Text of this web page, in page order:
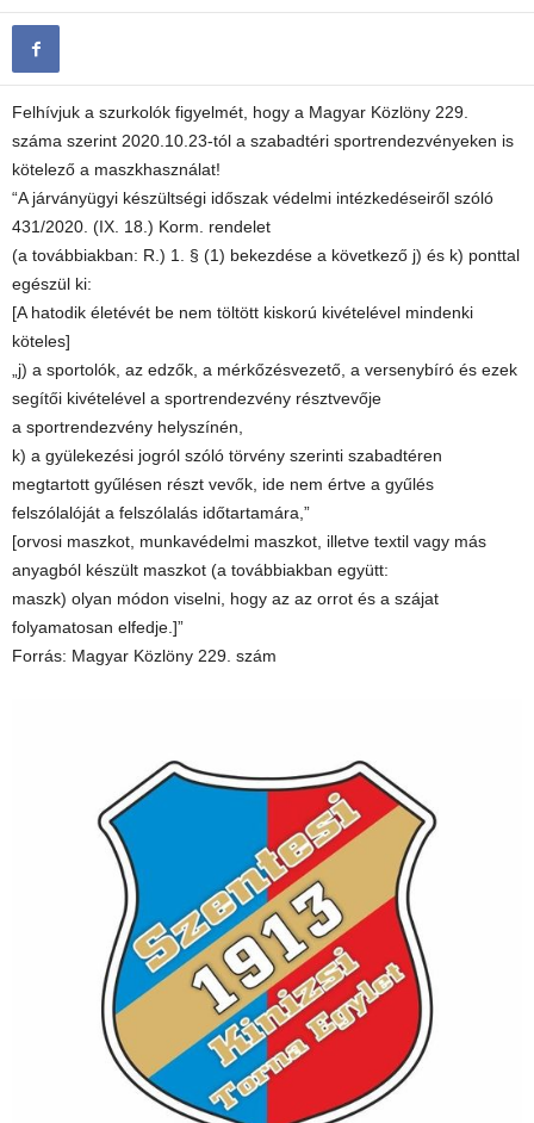
Felhívjuk a szurkolók figyelmét, hogy a Magyar Közlöny 229.
száma szerint 2020.10.23-tól a szabadtéri sportrendezvényeken is
kötelező a maszkhasználat!
“A járványügyi készültségi időszak védelmi intézkedéseiről szóló
431/2020. (IX. 18.) Korm. rendelet
(a továbbiakban: R.) 1. § (1) bekezdése a következő j) és k) ponttal
egészül ki:
[A hatodik életévét be nem töltött kiskorú kivételével mindenki
köteles]
„j) a sportolók, az edzők, a mérkőzésvezető, a versenybíró és ezek
segítői kivételével a sportrendezvény résztvevője
a sportrendezvény helyszínén,
k) a gyülekezési jogról szóló törvény szerinti szabadtéren
megtartott gyűlésen részt vevők, ide nem értve a gyűlés
felszólalóját a felszólalás időtartamára,”
[orvosi maszkot, munkavédelmi maszkot, illetve textil vagy más
anyagból készült maszkot (a továbbiakban együtt:
maszk) olyan módon viselni, hogy az az orrot és a szájat
folyamatosan elfedje.]”
Forrás: Magyar Közlöny 229. szám